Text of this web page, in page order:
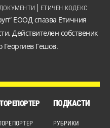
ЕООД спазва Етичния
Действителен собственик
Георгиев Гешов.
ДОКУМЕНТИ ЕТИЧЕН КОДЕКС
ПОДКАСТИ
РУБРИКИ